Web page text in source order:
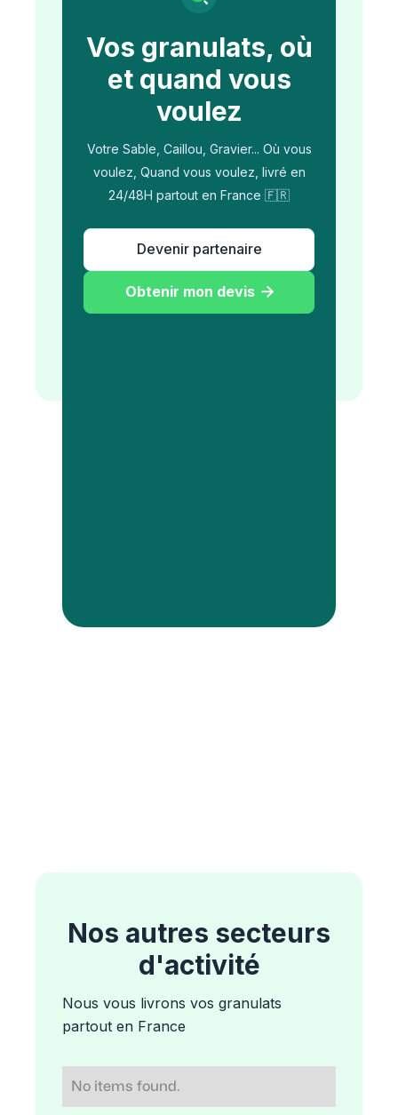
Vos granulats, où
et quand vous
voulez
Votre Sable, Caillou, Gravier... Où vous
voulez, Quand vous voulez, livré en
24/48H partout en France 🇫🇷
Devenir partenaire
Obtenir mon devis 
Nos autres secteurs
d'activité
Nous vous livrons vos granulats
partout en France
No items found.